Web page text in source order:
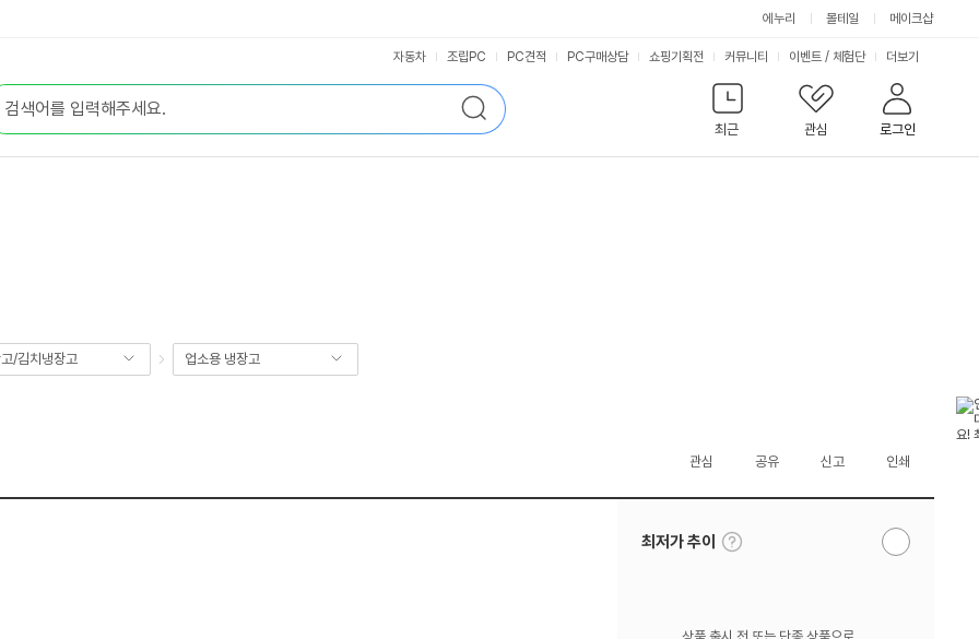
에누리 몰테일 메이크샵
검
색
최근
관심 로그인
자동차 조립PC PC견적 PC구매상담 쇼핑기획전 커뮤니티 이벤트 / 체험단 서
비
스
더보기
/김치냉장고 업소용 냉장고
관심 공유 신고 인쇄
최저가 추이
툴
팁
알